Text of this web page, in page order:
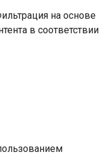
на основе
в соответствии